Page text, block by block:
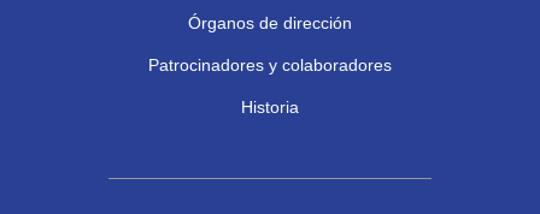
Órganos de dirección
Patrocinadores y colaboradores
Historia